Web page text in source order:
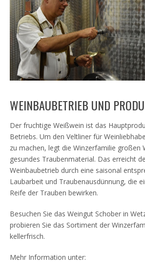
WEINBAUBETRIEB UND
Der fruchtige Weißwein ist das
Betriebs. Um den Veltliner für
zu machen, legt die Winzerfamilie großen
gesundes Traubenmaterial. Das erreicht
Weinbaubetrieb durch eine saisonal
Laubarbeit und Traubenausdünnung, die
Reife der Trauben bewirken.
Besuchen Sie das Weingut Schober in
probieren Sie das Sortiment der
kellerfrisch.
Mehr Information unter: